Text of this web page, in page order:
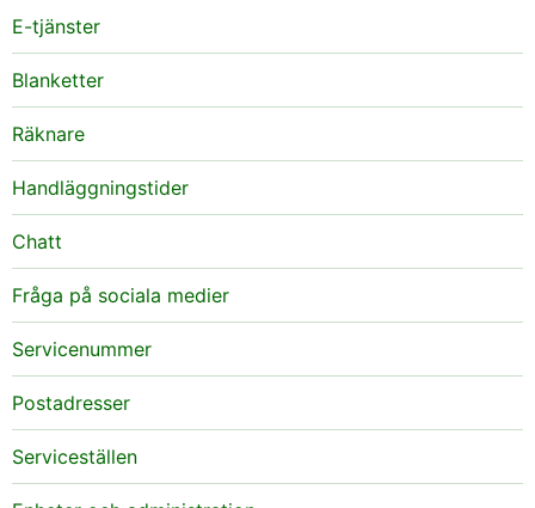
E-tjänster
Blanketter
Räknare
Handläggningstider
Chatt
Fråga på sociala medier
Servicenummer
Postadresser
Serviceställen